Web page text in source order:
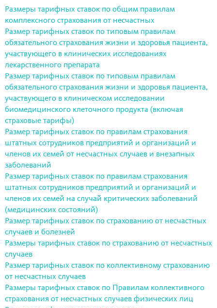
Размеры тарифных ставок по общим правилам
комплексного страхования от несчастных
Размер тарифных ставок по типовым правилам
обязательного страхования жизни и здоровья пациента,
участвующего в клинических исследованиях
лекарственного препарата
Размер тарифных ставок по типовым правилам
обязательного страхования жизни и здоровья пациента,
участвующего в клиническом исследовании
биомедицинского клеточного продукта (включая
страховые тарифы)
Размер тарифных ставок по правилам страхования
штатных сотрудников предприятий и организаций и
членов их семей от несчастных случаев и внезапных
заболеваний
Размер тарифных ставок по правилам страхования
штатных сотрудников предприятий и организаций и
членов их семей на случай критических заболеваний
(медицинских состояний)
Размер тарифных ставок по страхованию от несчастных
случаев и болезней
Размеры тарифных ставок по страхованию от несчастных
случаев
Размер тарифных ставок по коллективному страхованию
от несчастных случаев
Размеры тарифных ставок по Правилам коллективного
страхования от несчастных случаев физических лиц